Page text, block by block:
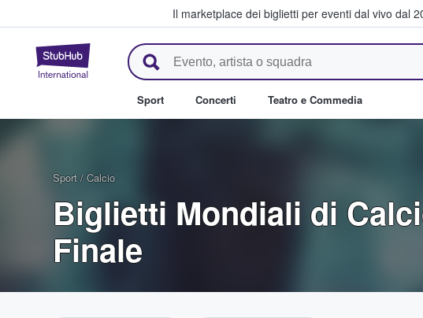
Il marketplace dei biglietti per eventi dal vivo dal
StubHub - Dove i fan comprano e
Sport Concerti Teatro e Commedia
Sport / Calcio
Biglietti Mondiali di
Finale